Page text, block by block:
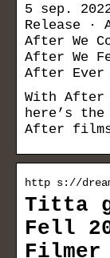
5 sep.
Release ·
After We
After We
After Ever
With After
here’s
After
http s://
Titta
Fell
Filmer